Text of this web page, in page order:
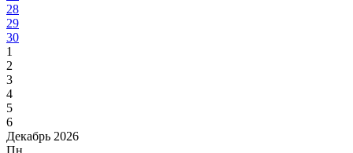
28
29
30
1
2
3
4
5
6
Декабрь 2026